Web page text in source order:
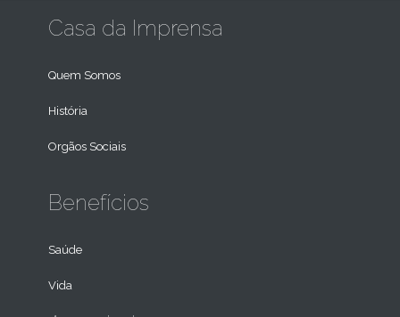
Casa da Imprensa
Quem Somos
História
Orgãos Sociais
Benefícios
Saúde
Vida